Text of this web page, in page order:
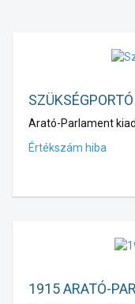
Arató-Parlament
Értékszám hiba
1915 ARATÓ-